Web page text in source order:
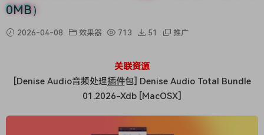
0MB）
2026-04-08 效果器 713 51 推广
关联资源
[Denise Audio音频处理插件包] Denise Audio Total Bundle
01.2026-Xdb [MacOSX]